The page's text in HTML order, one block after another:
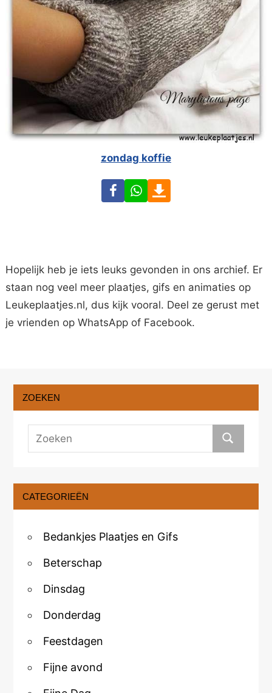
zondag koffie
FacebookWhatsApp
Hopelijk heb je iets leuks gevonden in ons archief. Er
staan nog veel meer plaatjes, gifs en animaties op
Leukeplaatjes.nl, dus kijk vooral. Deel ze gerust met
je vrienden op WhatsApp of Facebook.
ZOEKEN
CATEGORIEËN
Bedankjes Plaatjes en Gifs
Beterschap
Dinsdag
Donderdag
Feestdagen
Fijne avond